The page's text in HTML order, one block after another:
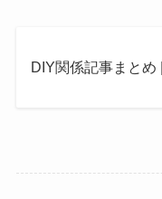
DIY関係記事まと